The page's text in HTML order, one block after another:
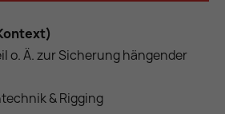
o. Ä. zur Sicherung hängender
& Rigging